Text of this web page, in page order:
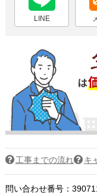
LINE
工事までの流れ キ
問い合わせ番号：